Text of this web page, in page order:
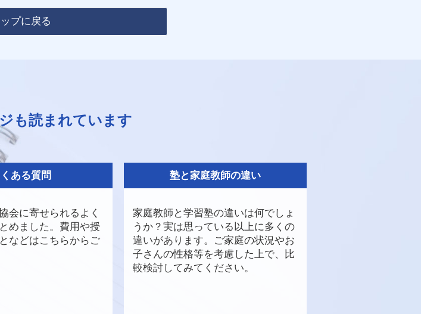
ップに戻る
も読まれています
ある質問
会に寄せられるよく
めました。費用や授
などはこちらからご
塾と家庭教師の違い
家庭教師と学習塾の違いは何でしょ
うか？実は思っている以上に多くの
違いがあります。ご家庭の状況やお
子さんの性格等を考慮した上で、比
較検討してみてください。